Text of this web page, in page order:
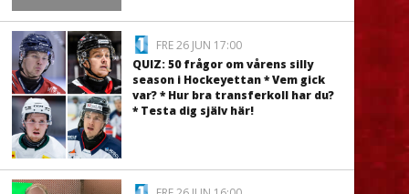
FRE 26 JUN 17:00
QUIZ: 50 frågor om vårens silly
season i Hockeyettan * Vem gick
var? * Hur bra transferkoll har du?
* Testa dig själv här!